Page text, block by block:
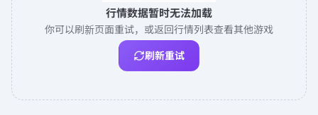
行情数据暂时无法加载
你可以刷新页面重试，或返回行情列表查看其他游戏
刷新重试